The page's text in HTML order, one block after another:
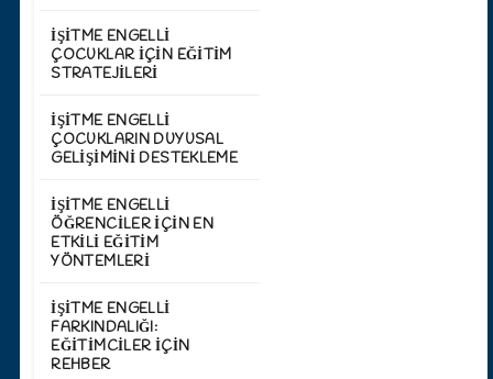
İŞITME ENGELLI
ÇOCUKLAR İÇIN EĞITIM
STRATEJILERI
İŞITME ENGELLI
ÇOCUKLARIN DUYUSAL
GELIŞIMINI DESTEKLEME
İŞITME ENGELLI
ÖĞRENCILER İÇIN EN
ETKILI EĞITIM
YÖNTEMLERI
İŞITME ENGELLI
FARKINDALIĞI:
EĞITIMCILER İÇIN
REHBER